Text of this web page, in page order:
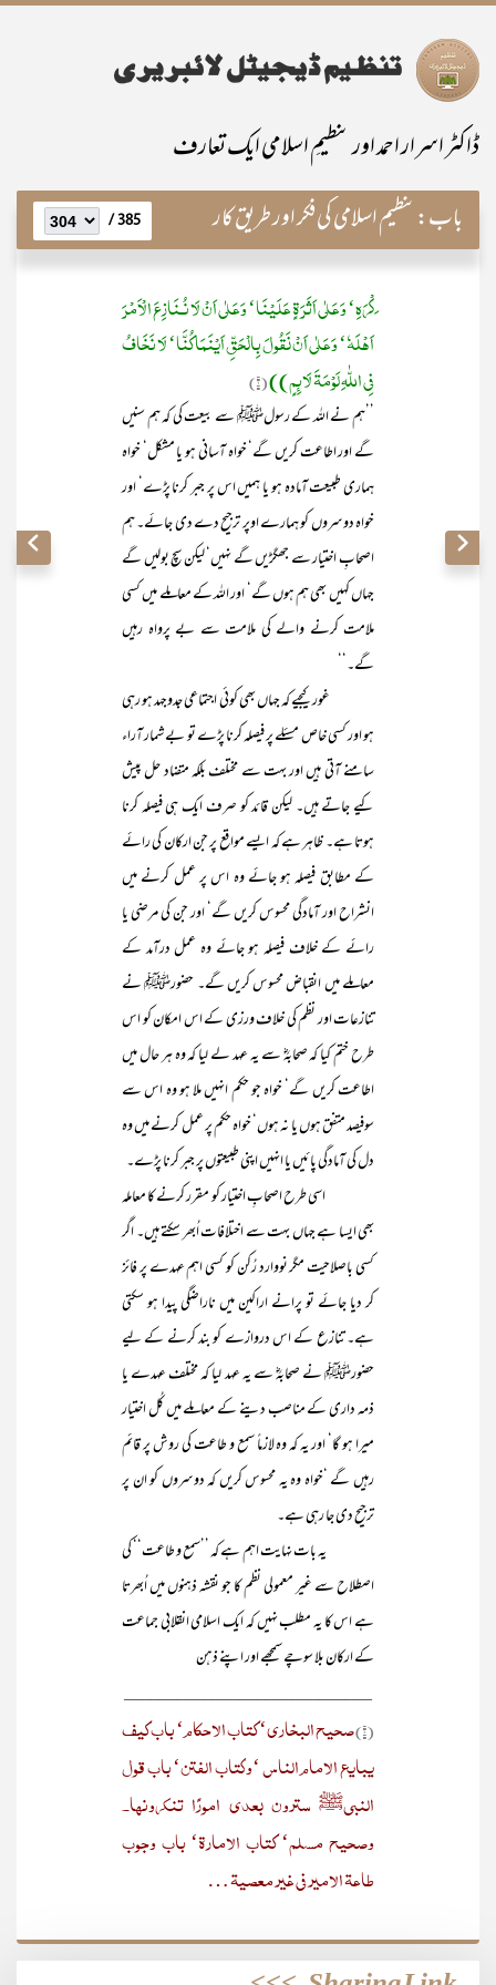
ڈاکٹر اسرار احمد اور تنظیمِ اسلامی ایک تعارف
باب:تنظیم اسلامی کی فکر اور طریق کار 385 /
َکْرَہِ‘ وَعَلٰی اَثَرَۃٍ عَلَیْنَا‘ وَعَلٰی اَنْ لَا نُـنَازِعَ الْاَمْرَ
اَھْلَہٗ‘ وَعَلٰی اَنْ نَقُولَ بِالْحَقِّ اَیْنَمَا کُنَّا‘ لَا نَخَافُ
فِی اللّٰہِ لَوْمَۃَ لَائِمٍ))(۱)
’’ہم نے اللہ کے رسولﷺ سے بیعت کی کہ ہم سنیں
گے اور اطاعت کریں گے‘ خواہ آسانی ہو یا مشکل‘ خواہ
ہماری طبیعت آمادہ ہو یا ہمیں اس پر جبر کرنا پڑے‘ اور
خواہ دوسروں کو ہمارے اوپر ترجیح دے دی جائے۔ ہم
اصحابِ اختیار سے جھگڑیں گے نہیں‘ لیکن سچ بولیں گے
جہاں کہیں بھی ہم ہوں گے‘ اور اللہ کے معاملے میں کسی
ملامت کرنے والے کی ملامت سے بے پرواہ رہیں
گے۔‘‘
غور کیجیے کہ جہاں بھی کوئی اجتماعی جدوجہد ہو رہی
ہو اور کسی خاص مسئلے پر فیصلہ کرنا پڑے تو بے شمار آراء
سامنے آتی ہیں اور بہت سے مختلف بلکہ متضاد حل پیش
کیے جاتے ہیں۔ لیکن قائد کو صرف ایک ہی فیصلہ کرنا
ہوتا ہے۔ ظاہر ہے کہ ایسے مواقع پر جن ارکان کی رائے
کے مطابق فیصلہ ہو جائے وہ اس پر عمل کرنے میں
انشراح اور آمادگی محسوس کریں گے‘ اور جن کی مرضی یا
رائے کے خلاف فیصلہ ہو جائے وہ عمل درآمد کے
معاملے میں انقباض محسوس کریں گے۔ حضورﷺ نے
تنازعات اور نظم کی خلاف ورزی کے اس امکان کو اس
طرح ختم کیا کہ صحابہؓ سے یہ عہد لے لیا کہ وہ ہر حال میں
اطاعت کریں گے‘ خواہ جو حکم انہیں ملا ہو وہ اس سے
سوفیصد متفق ہوں یا نہ ہوں‘ خواہ حکم پر عمل کرنے میں وہ
دل کی آمادگی پائیں یا انہیں اپنی طبیعتوں پر جبر کرنا پڑے۔
اسی طرح اصحابِ اختیار کو مقرر کرنے کا معاملہ
بھی ایسا ہے جہاں بہت سے اختلافات اُبھر سکتے ہیں۔ اگر
کسی باصلاحیت مگر نووارد رُکن کو کسی اہم عہدے پر فائز
کر دیا جائے تو پرانے اراکین میں ناراضگی پیدا ہو سکتی
ہے۔ تنازع کے اس دروازے کو بند کرنے کے لیے
حضورﷺ نے صحابہؓ سے یہ عہد لیا کہ مختلف عہدے یا
ذمہ داری کے مناصب دینے کے معاملے میں کُل اختیار
میرا ہو گا‘ اور یہ کہ وہ لازماً سمع و طاعت کی روش پر قائم
رہیں گے ‘خواہ وہ یہ محسوس کریں کہ دوسروں کو ان پر
ترجیح دی جا رہی ہے۔
یہ بات نہایت اہم ہے کہ ’’سمع و طاعت‘‘ کی
اصطلاح سے غیر معمولی نظم کا جو نقشہ ذہنوں میں اُبھرتا
ہے اس کا یہ مطلب نہیں کہ ایک اسلامی انقلابی جماعت
کے ارکان بلا سوچے سمجھے اور اپنے ذہن
____________________________
(۱) صحیح البخاری‘ کتاب الاحکام‘ باب کیف
یبایع الامام الناس ‘وکتاب الفتن‘ باب قول
النبیﷺ سترون بعدی امورًا تنکرونھا۔
وصحیح مسلم‘ کتاب الامارۃ‘ باب وجوب
طاعۃ الامیر فی غیر معصیۃ …